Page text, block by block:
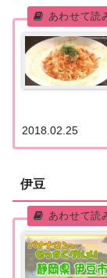
2018.02.25
伊豆